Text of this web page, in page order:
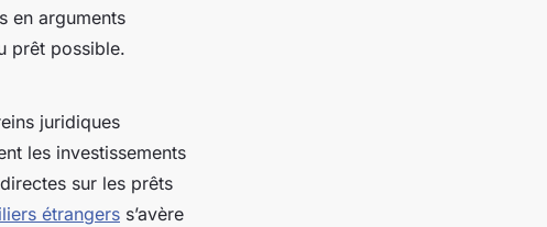
en arguments
prêt possible.
juridiques
les investissements
sur les prêts
étrangers s’avère